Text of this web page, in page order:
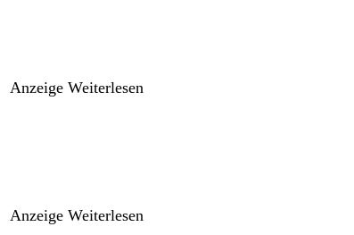
Anzeige Weiterlesen
Anzeige Weiterlesen